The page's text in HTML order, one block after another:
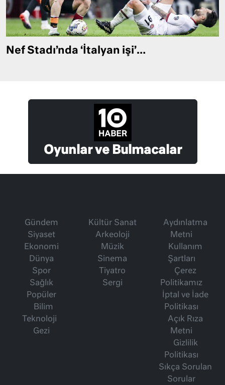
Nef Stadı’nda ‘İtalyan işi’…
Oyunlar ve Bulmacalar
Gündem
Siyaset
Ekonomi
Dünya
Spor
Sağlık
Popüler
Bilim
Teknoloji
Gezi
Kültür Sanat
Arkeoloji
Müzik
Sinema
Tiyatro
Sergi
Aydınlatma
Metni
Kullanım
Şartları
Çerez
Politikamız
İptal ve İade
Politikası
Açık Rıza
Metni
Gizlilik
Politikası
Sıkça Sorulan
Sorular